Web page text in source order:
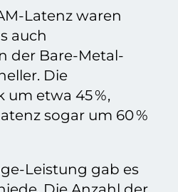
Latenz waren
auch
der Bare-Metal-
Die
um etwa 45 %,
sogar um 60 %
Leistung gab es